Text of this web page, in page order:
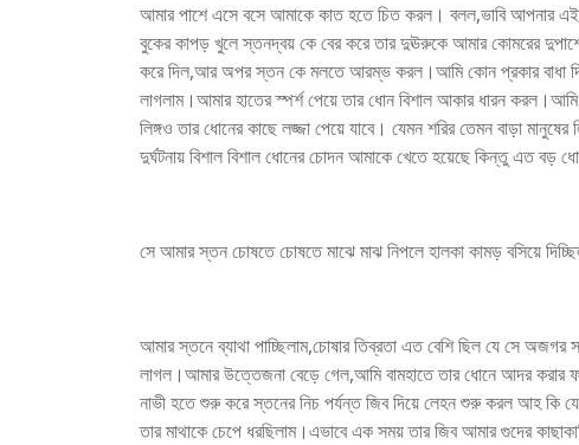
আমার পাশে এসে বসে আমাকে কাত হতে চিত করল। বলল,ভাবি আপনার এই
বুকের কাপড় খুলে স্তনদ্বয় কে বের করে তার দুঊরুকে আমার কোমরের
করে দিল,আর অপর স্তন কে মলতে আরম্ভ করল।আমি কোন প্রকার বাধা
লাগলাম।আমার হাতের স্পর্শ পেয়ে তার ধোন বিশাল আকার ধারন
লিঙ্গও তার ধোনের কাছে লজ্জা পেয়ে যাবে। যেমন শরির তেমন বাড়া
দুর্ঘটনায় বিশাল বিশাল ধোনের চোদন আমাকে খেতে হয়েছে কিন্তু এত বড়
সে আমার স্তন চোষতে চোষতে মাঝে মাঝ নিপলে হালকা কামড় বসিয়ে
আমার স্তনে ব্যাথা পাচ্ছিলাম,চোষার তিব্রতা এত বেশি ছিল যে সে
লাগল।আমার উত্তেজনা বেড়ে গেল,আমি বামহাতে তার ধোনে আদর করার
নাভী হতে শুরু করে স্তনের নিচ পর্যন্ত জিব দিয়ে লেহন শুরু করল আহ
তার মাথাকে চেপে ধরছিলাম।এভাবে এক সময় তার জিব আমার গুদের